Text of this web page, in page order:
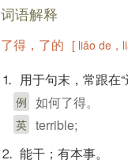
词语解释
了得，了的 [ liǎo de，
⒈ 用于句末，常跟在“
例 如何了得。
英 terrible;
⒉ 能干；有本事。